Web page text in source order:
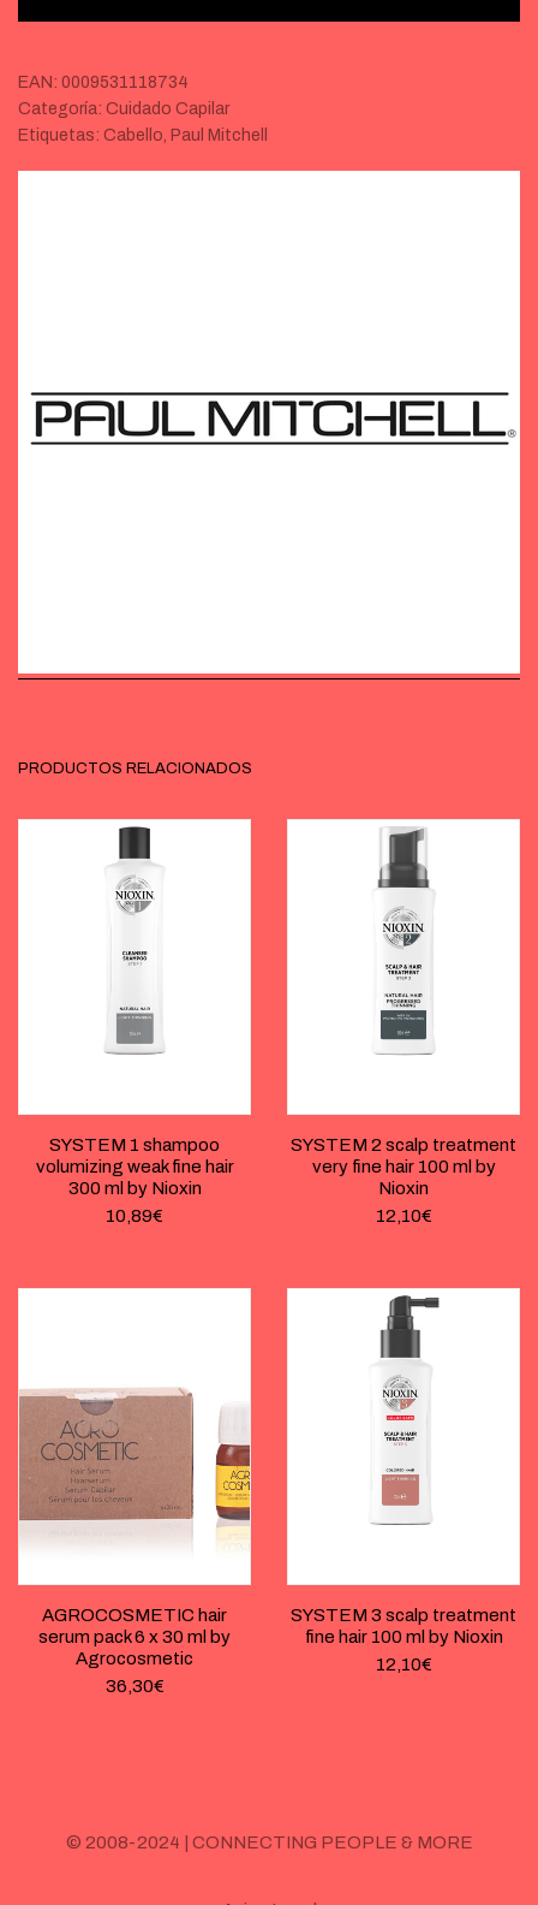
EAN: 0009531118734
Categoría: Cuidado Capilar
Etiquetas: Cabello, Paul Mitchell
PRODUCTOS RELACIONADOS
SYSTEM 1 shampoo
volumizing weak fine hair
300 ml by Nioxin
10,89€
SYSTEM 2 scalp treatment
very fine hair 100 ml by
Nioxin
12,10€
AGROCOSMETIC hair
serum pack 6 x 30 ml by
Agrocosmetic
36,30€
SYSTEM 3 scalp treatment
fine hair 100 ml by Nioxin
12,10€
© 2008-2024 | CONNECTING PEOPLE & MORE